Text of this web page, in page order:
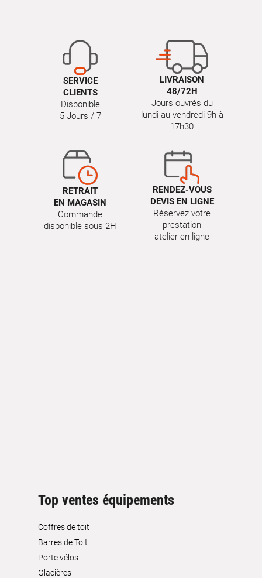
SERVICE
CLIENTS
Disponible
5 Jours / 7
LIVRAISON
48/72H
Jours ouvrés du
lundi au vendredi 9h à
17h30
RETRAIT
EN MAGASIN
Commande
disponible sous 2H
RENDEZ-VOUS
DEVIS EN LIGNE
Réservez votre
prestation
atelier en ligne
Top ventes équipements
Coffres de toit
Barres de Toit
Porte vélos
Glacières